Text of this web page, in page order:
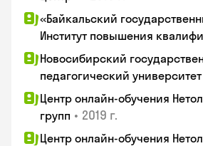
«Байкальский
Институт повышения
Новосибирский
педагогический университет
Центр онлайн-обучения
групп • 2019 г.
Центр онлайн-обучения